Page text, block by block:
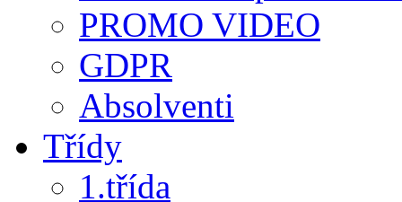
PROMO VIDEO
GDPR
Absolventi
Třídy
1.třída